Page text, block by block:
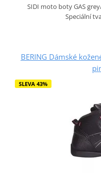
SIDI moto boty GAS
Speciální
BERING Dámské
SLEVA 43%